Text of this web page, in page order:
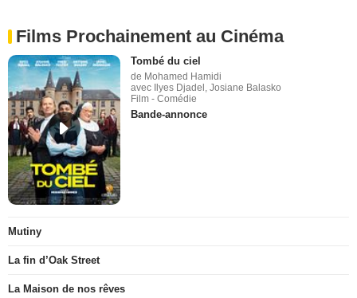
Films Prochainement au Cinéma
Tombé du ciel
de Mohamed Hamidi
avec Ilyes Djadel, Josiane Balasko
Film - Comédie
Bande-annonce
Mutiny
La fin d’Oak Street
La Maison de nos rêves